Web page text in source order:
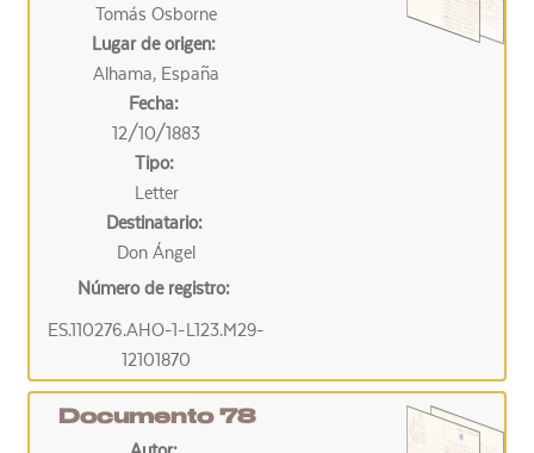
Tomás Osborne
Lugar de origen:
Alhama, España
Fecha:
12/10/1883
Tipo:
Letter
Destinatario:
Don Ángel
Número de registro:
ES.110276.AHO-1-L123.M29-
12101870
Documento 78